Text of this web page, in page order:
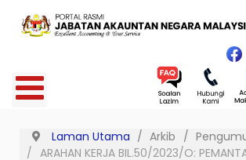
Laman Utama Arkib
ARAHAN KERJA BIL.50/2023/O: